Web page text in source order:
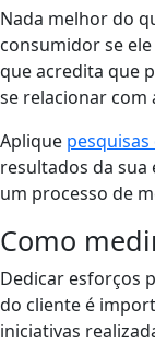
Nada melhor do
consumidor se
que acredita que
se relacionar com
Aplique
resultados da sua
um processo de
Como
Dedicar esforços
do cliente é
iniciativas